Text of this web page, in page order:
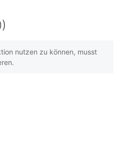
nutzen zu können, musst